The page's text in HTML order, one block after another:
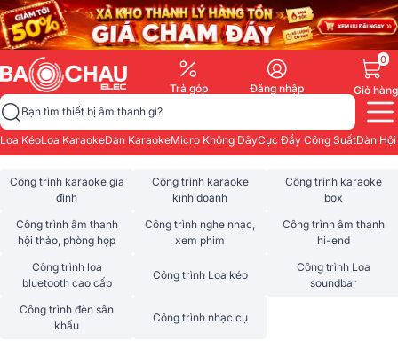
Trả góp Đăng nhập
0
Giỏ hàng
Bạn tìm thiết bị âm thanh gì?
Loa KéoLoa KaraokeDàn KaraokeMicro Không DâyCục Đẩy Công SuấtDàn
Công trình karaoke gia
đình
Công trình karaoke
kinh doanh
Công trình karaoke
box
Công trình âm thanh
hội thảo, phòng họp
Công trình nghe nhạc,
xem phim
Công trình âm thanh
hi-end
Công trình loa
bluetooth cao cấp
Công trình Loa kéo
Công trình Loa
soundbar
Công trình đèn sân
khấu
Công trình nhạc cụ